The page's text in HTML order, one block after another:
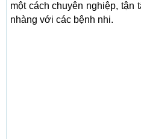
một cách chuyên nghiệp, tận
nhàng với các bệnh nhi.